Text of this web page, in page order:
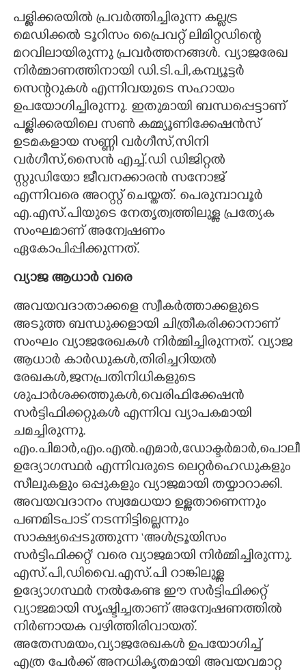
പള്ളിക്കരയിൽ പ്രവർത്തിച്ചിരുന്ന കല്ലട്ര
മെഡിക്കൽ ടൂറിസം പ്രൈവറ്റ് ലിമിറ്റഡിന്റെ
മറവിലായിരുന്നു പ്രവർത്തനങ്ങൾ. വ്യാജരേഖ
നിർമ്മാണത്തിനായി ഡി.ടി.പി,കമ്പ്യൂട്ടർ
സെന്ററുകൾ എന്നിവയുടെ സഹായം
ഉപയോഗിച്ചിരുന്നു. ഇതുമായി ബന്ധപ്പെട്ടാണ്
പള്ളിക്കരയിലെ സൺ കമ്മ്യൂണിക്കേഷൻസ്
ഉടമകളായ സണ്ണി വർഗീസ്,സിനി
വർഗീസ്,സൈൻ എച്ച്.ഡി ഡിജിറ്റൽ
സ്റ്റുഡിയോ ജീവനക്കാരൻ സനോജ്
എന്നിവരെ അറസ്റ്റ് ചെയ്തത്. പെരുമ്പാവൂർ
എ.എസ്.പിയുടെ നേതൃത്വത്തിലുള്ള പ്രത്യേക
സംഘമാണ് അന്വേഷണം
ഏകോപിപ്പിക്കുന്നത്.
വ്യാജ ആധാർ വരെ
അവയവദാതാക്കളെ സ്വീകർത്താക്കളുടെ
അടുത്ത ബന്ധുക്കളായി ചിത്രീകരിക്കാനാണ്
സംഘം വ്യാജരേഖകൾ നിർമ്മിച്ചിരുന്നത്. വ്യാജ
ആധാർ കാർഡുകൾ,തിരിച്ചറിയൽ
രേഖകൾ,ജനപ്രതിനിധികളുടെ
ശുപാർശക്കത്തുകൾ,വെരിഫിക്കേഷൻ
സർട്ടിഫിക്കറ്റുകൾ എന്നിവ വ്യാപകമായി
ചമച്ചിരുന്നു.
ഉദ്യോഗസ്ഥർ എന്നിവരുടെ ലെറ്റർഹെഡുകളും
സീലുകളും ഒപ്പുകളും വ്യാജമായി തയ്യാറാക്കി.
അവയവദാനം സ്വമേധയാ ഉള്ളതാണെന്നും
പണമിടപാട് നടന്നിട്ടില്ലെന്നും
സാക്ഷ്യപ്പെടുത്തുന്ന ‘അൾട്രൂയിസം
സർട്ടിഫിക്കറ്റ്’ വരെ വ്യാജമായി നിർമ്മിച്ചിരുന്നു.
എസ്.പി,ഡിവൈ.എസ്.പി റാങ്കിലുള്ള
ഉദ്യോഗസ്ഥർ നൽകേണ്ട ഈ സർട്ടിഫിക്കറ്റ്
വ്യാജമായി സൃഷ്ടിച്ചതാണ് അന്വേഷണത്തിൽ
നിർണായക വഴിത്തിരിവായത്.
അതേസമയം,വ്യാജരേഖകൾ ഉപയോഗിച്ച്
എത്ര പേർക്ക് അനധികൃതമായി അവയവമാറ്റ